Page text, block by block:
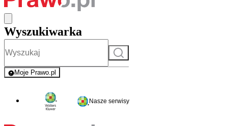
Wyszukiwarka
Szukaj
Moje Prawo.pl
- rejestracja i logowanie do serwisu
Nasze serwisy